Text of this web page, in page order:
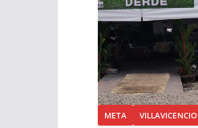
META VILLAVICENCIO